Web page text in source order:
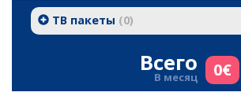
ТВ пакеты (0)
Всего
В месяц 0€